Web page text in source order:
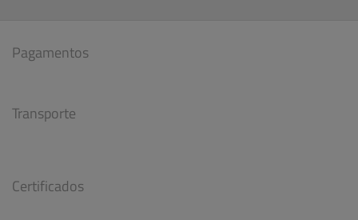
Pagamentos
Transporte
Certificados